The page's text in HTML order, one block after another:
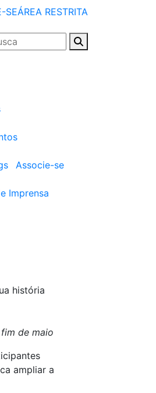
SEÁREA RESTRITA
Associe-se
Imprensa
história
de maio
ampliar a